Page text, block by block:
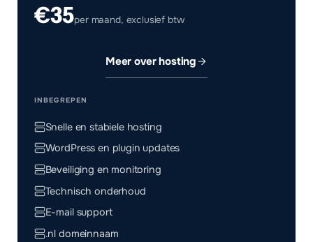
€35per maand, exclusief btw
Meer over hosting
INBEGREPEN
Snelle en stabiele hosting
WordPress en plugin updates
Beveiliging en monitoring
Technisch onderhoud
E-mail support
.nl domeinnaam